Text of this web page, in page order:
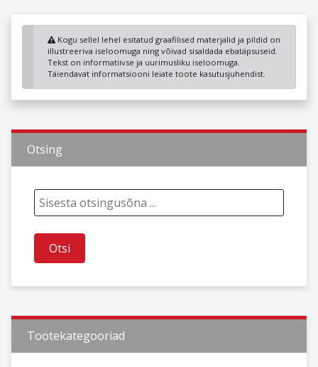
Kogu sellel lehel esitatud graafilised materjalid ja pildid on
illustreeriva iseloomuga ning võivad sisaldada ebatäpsuseid.
Tekst on informatiivse ja uurimusliku iseloomuga.
Täiendavat informatsiooni leiate toote kasutusjuhendist.
Otsing
Tootekategooriad